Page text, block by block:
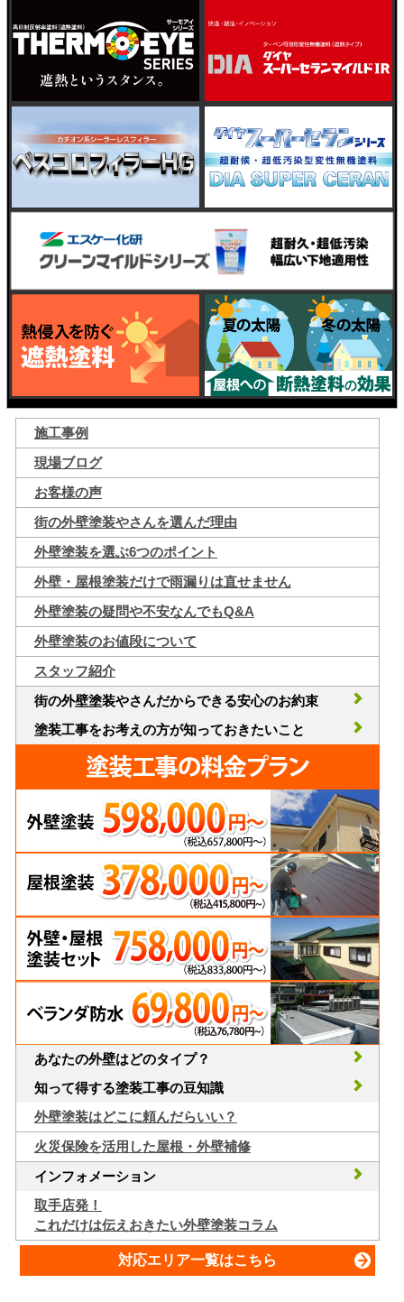
施工事例
現場ブログ
お客様の声
街の外壁塗装やさんを選んだ理由
外壁塗装を選ぶ6つのポイント
外壁・屋根塗装だけで雨漏りは直せません
外壁塗装の疑問や不安なんでもQ&A
外壁塗装のお値段について
スタッフ紹介
街の外壁塗装やさんだからできる安心のお約束
塗装工事をお考えの方が知っておきたいこと
あなたの外壁はどのタイプ？
知って得する塗装工事の豆知識
外壁塗装はどこに頼んだらいい？
火災保険を活用した屋根・外壁補修
インフォメーション
取手店発！
これだけは伝えおきたい外壁塗装コラム
対応エリア一覧はこちら